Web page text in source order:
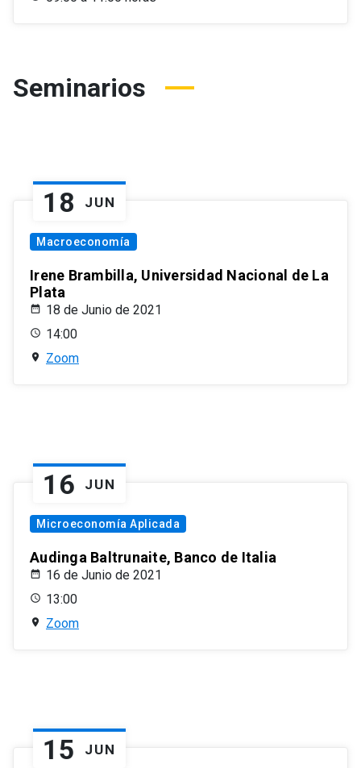
Seminarios
18 JUN
Macroeconomía
Irene Brambilla, Universidad Nacional de La
Plata
18 de Junio de 2021
14:00
Zoom
16 JUN
Microeconomía Aplicada
Audinga Baltrunaite, Banco de Italia
16 de Junio de 2021
13:00
Zoom
15 JUN